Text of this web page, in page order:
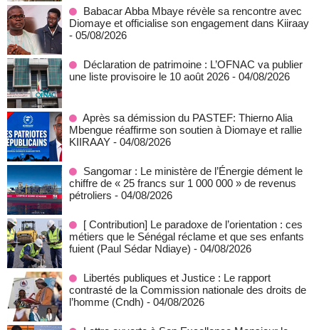
Babacar Abba Mbaye révèle sa rencontre avec
Diomaye et officialise son engagement dans Kiiraay
- 05/08/2026
Déclaration de patrimoine : L’OFNAC va publier
une liste provisoire le 10 août 2026 - 04/08/2026
Après sa démission du PASTEF: Thierno Alia
Mbengue réaffirme son soutien à Diomaye et rallie
KIIRAAY - 04/08/2026
Sangomar : Le ministère de l’Énergie dément le
chiffre de « 25 francs sur 1 000 000 » de revenus
pétroliers - 04/08/2026
[ Contribution] Le paradoxe de l’orientation : ces
métiers que le Sénégal réclame et que ses enfants
fuient (Paul Sédar Ndiaye) - 04/08/2026
Libertés publiques et Justice : Le rapport
contrasté de la Commission nationale des droits de
l’homme (Cndh) - 04/08/2026